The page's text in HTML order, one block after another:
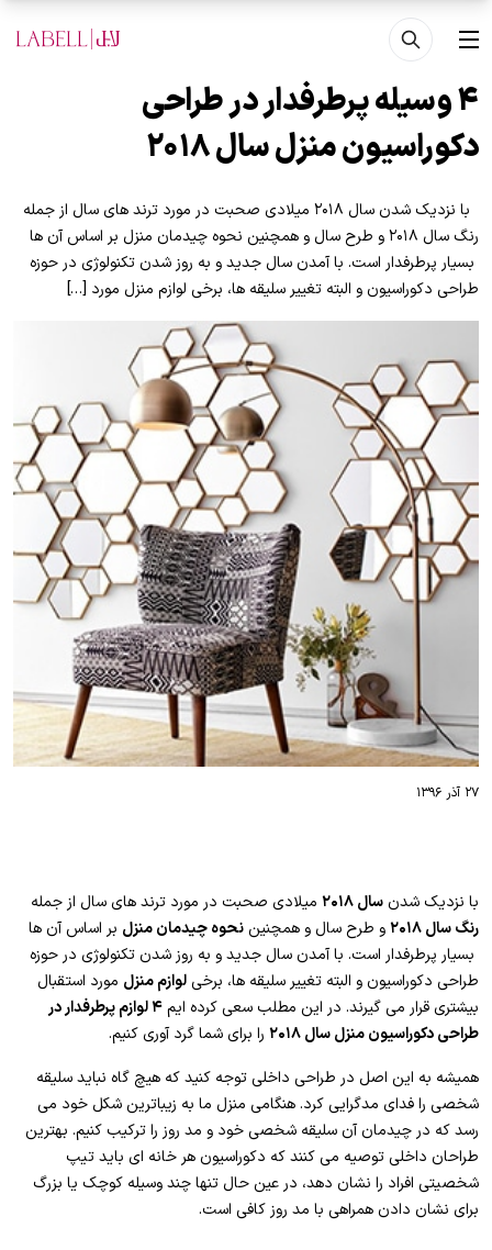
رفتن به محتوای اصلی
منو
۴ وسیله پرطرفدار در طراحی
دکوراسیون منزل سال ۲۰۱۸
با نزدیک شدن سال ۲۰۱۸ میلادی صحبت در مورد ترند های سال از جمله
رنگ سال ۲۰۱۸ و طرح سال و همچنین نحوه چیدمان منزل بر اساس آن ها
بسیار پرطرفدار است. با آمدن سال جدید و به روز شدن تکنولوژی در حوزه
طراحی دکوراسیون و البته تغییر سلیقه ها، برخی لوازم منزل مورد […]
۲۷ آذر ۱۳۹۶
با نزدیک شدنسال ۲۰۱۸
میلادی صحبت در مورد ترند های سال از جمله
رنگ سال ۲۰۱۸
و طرح سال و همچنین نحوه چیدمان منزل بر اساس آن ها
بسیار پرطرفدار است. با آمدن سال جدید و به روز شدن تکنولوژی در حوزه
طراحی دکوراسیون و البته تغییر سلیقه ها، برخی لوازم منزل مورد استقبال
بیشتری قرار می گیرند. در این مطلب سعی کرده ایم
۴ لوازم پرطرفدار در
طراحی دکوراسیون منزل سال ۲۰۱۸
را برای شما گرد آوری کنیم.
همیشه به این اصل در طراحی داخلی توجه کنید که هیچ گاه نباید سلیقه
شخصی را فدای مدگرایی کرد. هنگامی منزل ما به زیباترین شکل خود می
رسد که در چیدمان آن سلیقه شخصی خود و مد روز را ترکیب کنیم. بهترین
طراحان داخلی توصیه می کنند که دکوراسیون هر خانه ای باید تیپ
شخصیتی افراد را نشان دهد، در عین حال تنها چند وسیله کوچک یا بزرگ
برای نشان دادن همراهی با مد روز کافی است.